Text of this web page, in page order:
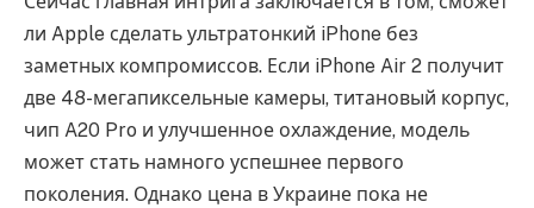
ли Apple сделать ультратонкий iPhone без
заметных компромиссов. Если iPhone Air 2 получит
две 48-мегапиксельные камеры, титановый корпус,
чип A20 Pro и улучшенное охлаждение, модель
может стать намного успешнее первого
поколения. Однако цена в Украине пока не